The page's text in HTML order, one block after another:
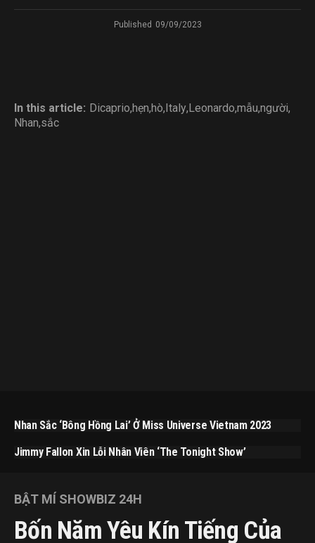
Published 09/09/2023
In this article: Dicaprio,hẹn,hò,Italy,Leonardo,mẫu,người,
Nhan,sắc
Nhan Sắc ‘bông Hồng Lai’ Ở Miss Universe Vietnam 2023
Jimmy Fallon Xin Lỗi Nhân Viên ‘The Tonight Show’
BẬT MÍ SHOWBIZ 24H
Bốn Năm Yêu Kín Tiếng Của